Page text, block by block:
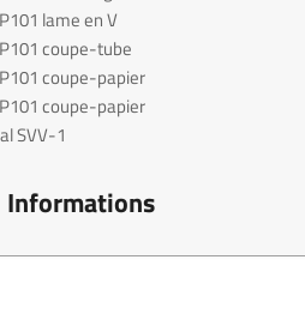
lame en V
coupe-tube
coupe-papier
coupe-papier
SVV-1
Informations